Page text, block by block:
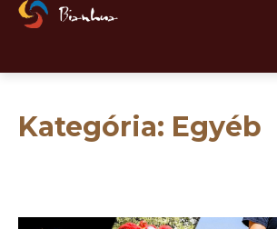
Kategória: Egyéb